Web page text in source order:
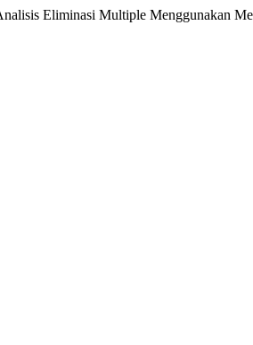
Eliminasi Multiple Menggunakan